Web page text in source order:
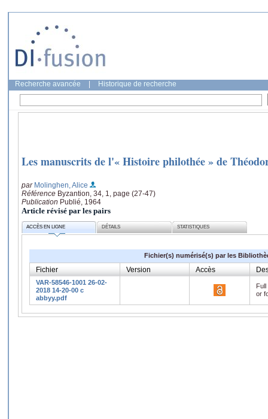
Recherche avancée Historique de recherche
Les manuscrits de l'« Histoire philothée » de
par Molinghen, Alice
Référence Byzantion, 34, 1, page (27-47)
Publication Publié, 1964
Article révisé par les pairs
ACCÈS EN LIGNE DÉTAILS STATISTIQUES
Fichier(s) numérisé(s) par les
Fichier Version Accès
VAR-58546-1001 26-02-
2018 14-20-00 c
abbyy.pdf
or